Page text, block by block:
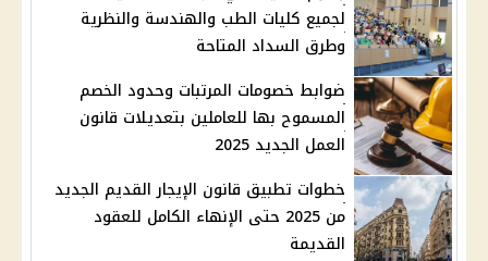
لجميع كليات الطب والهندسة والنظرية
وطرق السداد المتاحة
ضوابط خصومات المرتبات وحدود الخصم
المسموح بها للعاملين بتعديلات قانون
العمل الجديد 2025
خطوات تطبيق قانون الإيجار القديم الجديد
من 2025 حتى الإنهاء الكامل للعقود
القديمة